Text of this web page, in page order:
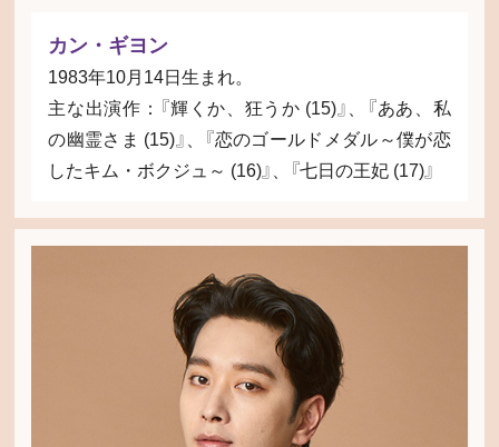
カン・ギヨン
1983年10月14日生まれ。
主な出演作：『輝くか、狂うか (15)』、『ああ、私
の幽霊さま (15)』、『恋のゴールドメダル～僕が恋
したキム・ボクジュ～ (16)』、『七日の王妃 (17)』